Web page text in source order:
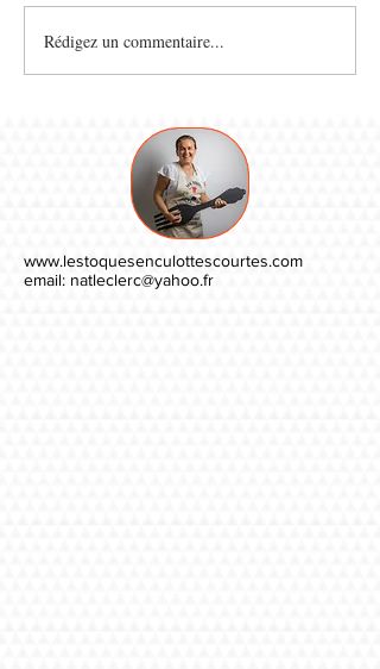
Rédigez un commentaire...
www.lestoquesenculottescourtes.com
email: natleclerc@yahoo.fr